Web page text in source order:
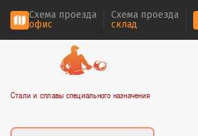
Схема проезда
офис
Схема проезда
склад
Стали и сплавы специального назначения